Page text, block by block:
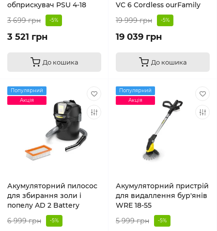
обприскувач PSU 4-18
3 699 грн
-5%
3 521 грн
До кошика
VC 6 Cordless ourFamily
19 999 грн
-5%
19 039 грн
До кошика
Популярний
Акція
Акумуляторний пилосос
для збирання золи і
попелу AD 2 Battery
6 999 грн
-5%
Популярний
Акція
Акумуляторний пристрій
для видаллення бур'янів
WRE 18-55
5 999 грн
-5%